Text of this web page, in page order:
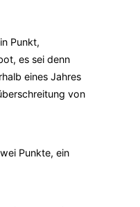
Punkt,
es sei denn
eines Jahres
von
Punkte, ein